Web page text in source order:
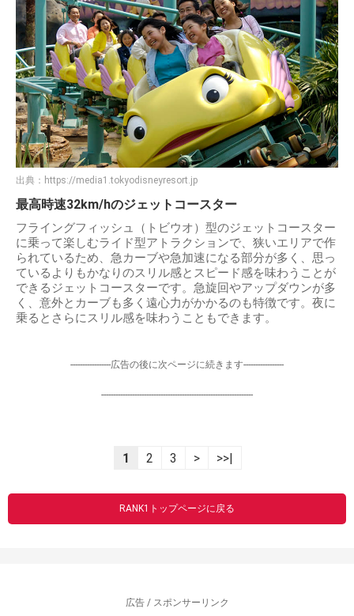
出典： https://media1.tokyodisneyresort.jp
最高時速32km/hのジェットコースター
フライングフィッシュ（トビウオ）型のジェットコースター
に乗って楽しむライド型アトラクションで、狭いエリアで作
られているため、急カーブや急加速になる部分が多く、思っ
ているよりもかなりのスリル感とスピード感を味わうことが
できるジェットコースターです。急旋回やアップダウンが多
く、意外とカーブも多く遠心力がかかるのも特徴です。夜に
乗るとさらにスリル感を味わうこともできます。
-----------------広告の後に次ページに続きます-----------------
----------------------------------------------------------------
1 2 3 > >>|
RANK1トップページに戻る
広告 / スポンサーリンク